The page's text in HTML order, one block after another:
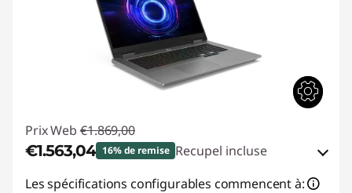
Prix Web €1.869,00
€1.563,04 16% de remise Recupel incluse
Bons de réduction en ligne :-€305,96
Les spécifications configurables commencent à: